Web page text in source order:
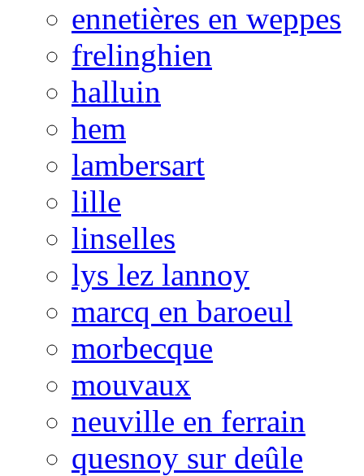
ennetières en weppes
frelinghien
halluin
hem
lambersart
lille
linselles
lys lez lannoy
marcq en baroeul
morbecque
mouvaux
neuville en ferrain
quesnoy sur deûle